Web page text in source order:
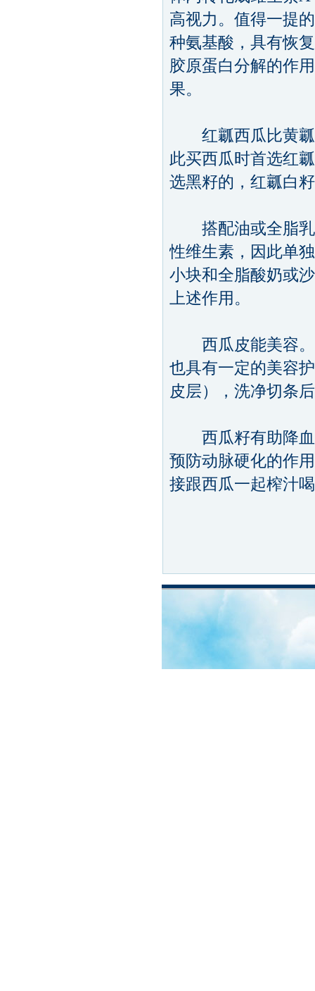
高视力。值得一提
种氨基酸，具有恢
胶原蛋白分解的作
果。
红瓤西瓜比黄瓤
此买西瓜时首选红
选黑籽的，红瓤白
搭配油或全脂乳
性维生素，因此单
小块和全脂酸奶或
上述作用。
西瓜皮能美容。
也具有一定的美容
皮层），洗净切条
西瓜籽有助降血
预防动脉硬化的作
接跟西瓜一起榨汁